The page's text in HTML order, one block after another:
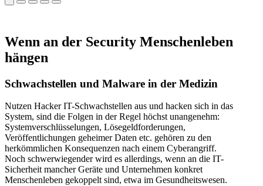
Wenn an der Security Menschenleben
hängen
Schwachstellen und Malware in der Medizin
Nutzen Hacker IT-Schwachstellen aus und hacken sich in das
System, sind die Folgen in der Regel höchst unangenehm:
Systemverschlüsselungen, Lösegeldforderungen,
Veröffentlichungen geheimer Daten etc. gehören zu den
herkömmlichen Konsequenzen nach einem Cyberangriff.
Noch schwerwiegender wird es allerdings, wenn an die IT-
Sicherheit mancher Geräte und Unternehmen konkret
Menschenleben gekoppelt sind, etwa im Gesundheitswesen.